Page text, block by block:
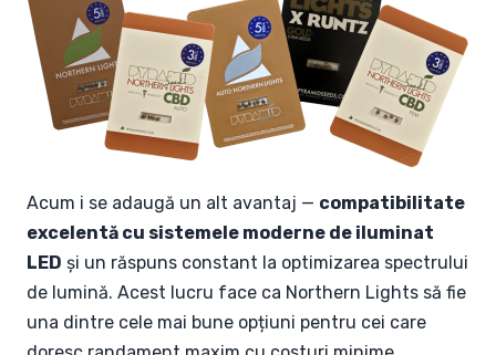
Acum i se adaugă un alt avantaj — compatibilitate
excelentă cu sistemele moderne de iluminat
LED și un răspuns constant la optimizarea spectrului
de lumină. Acest lucru face ca Northern Lights să fie
una dintre cele mai bune opțiuni pentru cei care